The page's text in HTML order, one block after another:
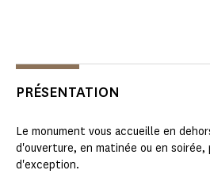
PRÉSENTATION
Le monument vous accueille en
d'ouverture, en matinée ou en soirée,
d'exception.